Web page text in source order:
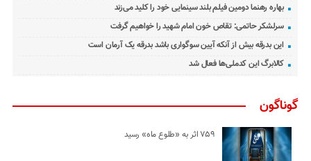
بهاره رهنما دومین فیلم بلند سینمایی خود را کلید می‌زند
سرلشکر حاتمی: تقاص خون امام شهید را خواهیم گرفت
این بدرقه بیش از آنکه آیین سوگواری باشد بدرقه یک آرمان است
کالابرگ این کدملی‌ها فعال شد
گوناگون
۷۵۹ اثر به «طلوع ماه» رسید